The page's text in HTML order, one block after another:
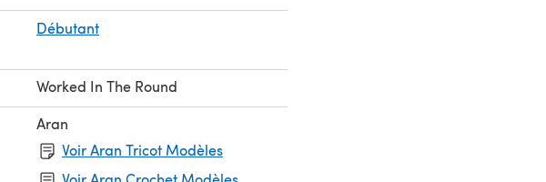
Débutant
Worked In The Round
Aran
Voir Aran Tricot Modèles